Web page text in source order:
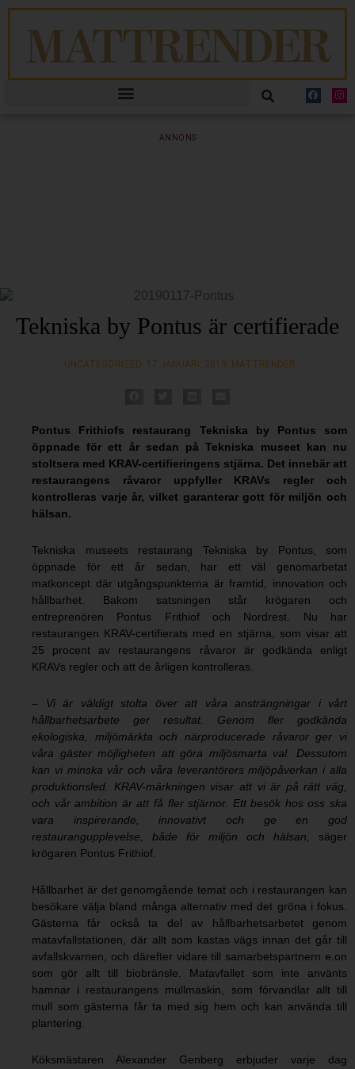
ANNONS
Tekniska by Pontus är certifierade
UNCATEGORIZED 17 JANUARI, 2019 MATTRENDER
Pontus Frithiofs restaurang Tekniska by Pontus som
öppnade för ett år sedan på Tekniska museet kan nu
stoltsera med KRAV-certifieringens stjärna. Det innebär att
restaurangens råvaror uppfyller KRAVs regler och
kontrolleras varje år, vilket garanterar gott för miljön och
hälsan.
Tekniska museets restaurang Tekniska by Pontus, som
öppnade för ett år sedan, har ett väl genomarbetat
matkoncept där utgångspunkterna är framtid, innovation och
hållbarhet. Bakom satsningen står krögaren och
entreprenören Pontus Frithiof och Nordrest. Nu har
restaurangen KRAV-certifierats med en stjärna, som visar att
25 procent av restaurangens råvaror är godkända enligt
KRAVs regler och att de årligen kontrolleras.
– Vi är väldigt stolta över att våra ansträngningar i vårt
hållbarhetsarbete ger resultat. Genom fler godkända
ekologiska, miljömärkta och närproducerade råvaror ger vi
våra gäster möjligheten att göra miljösmarta val. Dessutom
kan vi minska vår och våra leverantörers miljöpåverkan i alla
produktionsled. KRAV-märkningen visar att vi är på rätt väg,
och vår ambition är att få fler stjärnor. Ett besök hos oss ska
vara inspirerande, innovativt och ge en god
restaurangupplevelse, både för miljön och hälsan, säger
krögaren Pontus Frithiof.
Hållbarhet är det genomgående temat och i restaurangen kan
besökare välja bland många alternativ med det gröna i fokus.
Gästerna får också ta del av hållbarhetsarbetet genom
matavfallstationen, där allt som kastas vägs innan det går till
avfallskvarnen, och därefter vidare till samarbetspartnern e.on
som gör allt till biobränsle. Matavfallet som inte använts
hamnar i restaurangens mullmaskin, som förvandlar allt till
mull som gästerna får ta med sig hem och kan använda till
plantering.
Köksmästaren Alexander Genberg erbjuder varje dag